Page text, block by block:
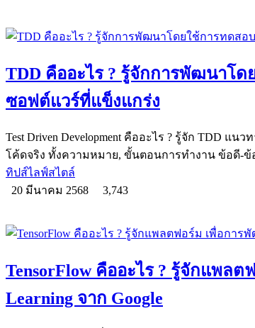
TDD คืออะไร ? รู้จักการพัฒนาโด
ซอฟต์แวร์ที่แข็งแกร่ง
Test Driven Development คืออะไร ? รู้จัก TDD
โค้ดจริง ทั้งความหมาย, ขั้นตอนการทำงาน ข้อดี-ข้
ทิปส์ไลฟ์สไตล์
20 มีนาคม 2568
3,743
TensorFlow คืออะไร ? รู้จักแพล
Learning จาก Google